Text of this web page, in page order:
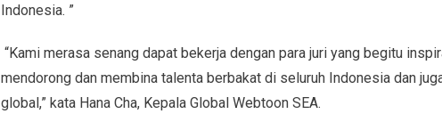
Indonesia. ”
“Kami merasa senang dapat bekerja dengan para juri yang begitu
mendorong dan membina talenta berbakat di seluruh Indonesia dan
global,” kata Hana Cha, Kepala Global Webtoon SEA.